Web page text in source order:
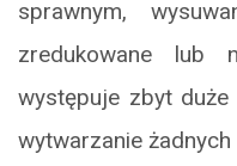
sprawnym,
zredukowane lub
występuje zbyt
wytwarzanie żadnych